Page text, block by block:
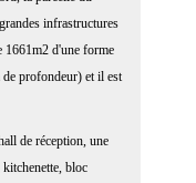
infrastructures
1661m2 d'une forme
profondeur) et il est
de réception, une
bloc